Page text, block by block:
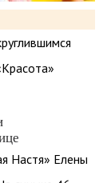
Настя» Елены